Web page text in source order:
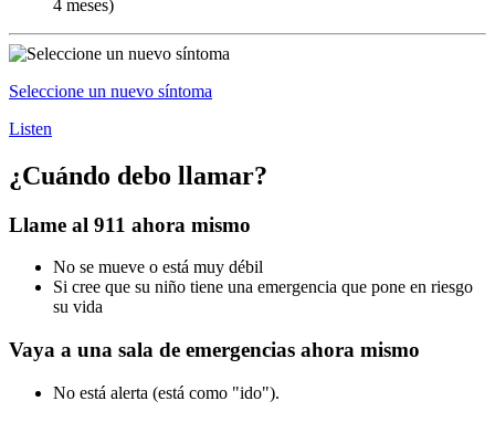
4 meses)
Seleccione un nuevo síntoma
Listen
¿Cuándo debo llamar?
Llame al 911 ahora mismo
No se mueve o está muy débil
Si cree que su niño tiene una emergencia que pone en riesgo
su vida
Vaya a una sala de emergencias ahora mismo
No está alerta (está como "ido").